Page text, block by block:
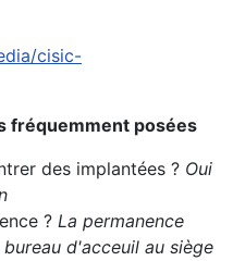
cisic-
fréquemment posées
des implantées ? Oui
? La permanence
d'acceuil au siège